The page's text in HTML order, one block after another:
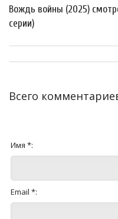
Вождь войны (2025)
серии)
Всего
Имя *:
Email *: